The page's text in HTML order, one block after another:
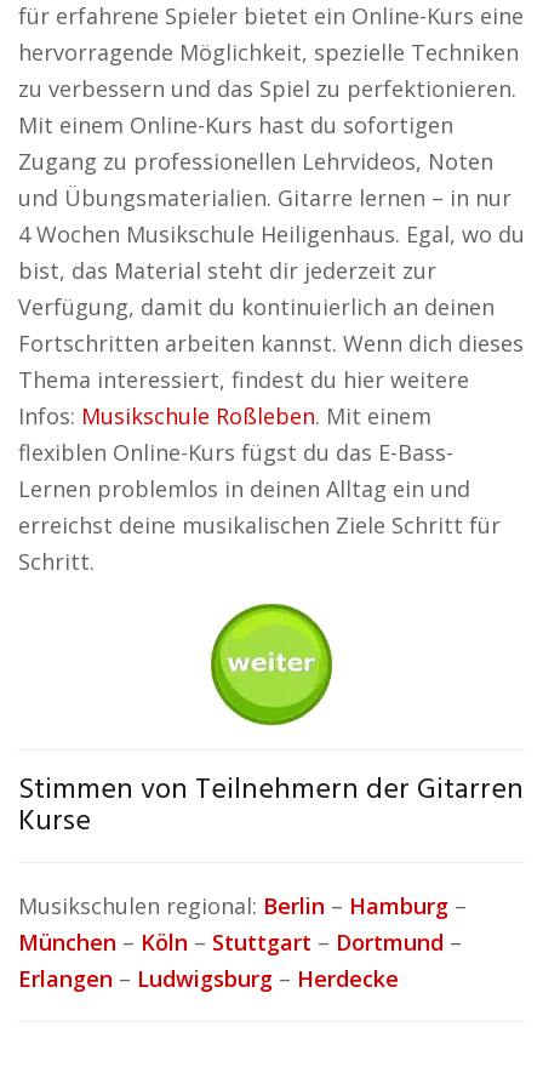
für erfahrene Spieler bietet ein Online-Kurs eine
hervorragende Möglichkeit, spezielle Techniken
zu verbessern und das Spiel zu perfektionieren.
Mit einem Online-Kurs hast du sofortigen
Zugang zu professionellen Lehrvideos, Noten
und Übungsmaterialien. Gitarre lernen – in nur
4 Wochen Musikschule Heiligenhaus. Egal, wo du
bist, das Material steht dir jederzeit zur
Verfügung, damit du kontinuierlich an deinen
Fortschritten arbeiten kannst. Wenn dich dieses
Thema interessiert, findest du hier weitere
Infos: Musikschule Roßleben. Mit einem
flexiblen Online-Kurs fügst du das E-Bass-
Lernen problemlos in deinen Alltag ein und
erreichst deine musikalischen Ziele Schritt für
Schritt.
Stimmen von Teilnehmern der Gitarren
Kurse
Musikschulen regional: Berlin – Hamburg –
München – Köln – Stuttgart – Dortmund –
Erlangen – Ludwigsburg – Herdecke